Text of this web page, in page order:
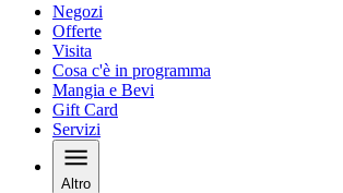
Negozi
Offerte
Visita
Cosa c'è in programma
Mangia e Bevi
Gift Card
Servizi
Altro